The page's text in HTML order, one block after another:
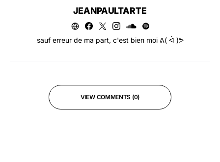
JEANPAULTARTE
sauf erreur de ma part, c'est bien moi ᕕ( ᐛ )ᕗ
VIEW COMMENTS (0)